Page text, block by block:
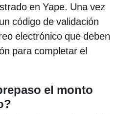
en Yape. Una vez
código de validación
electrónico que deben
para completar el
el monto